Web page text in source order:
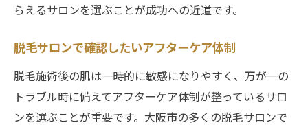
らえるサロンを選ぶことが成功への近道です。
脱毛サロンで確認したいアフターケア体制
脱毛施術後の肌は一時的に敏感になりやすく、万が一の
トラブル時に備えてアフターケア体制が整っているサロ
ンを選ぶことが重要です。大阪市の多くの脱毛サロンで